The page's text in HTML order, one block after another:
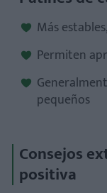
Más
Permiten
pequeños
Consejos
positiva